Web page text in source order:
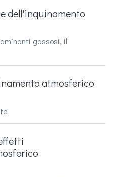
dell'inquinamento
gassosi, il
atmosferico